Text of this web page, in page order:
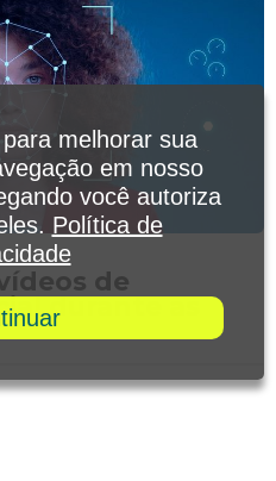
de
durante as
melhorar sua
em nosso
você autoriza
Política de